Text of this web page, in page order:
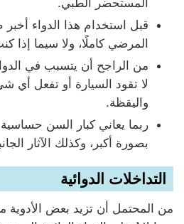
المستحضر الطبي.
قبل استخدام هذا الدواء
المرضي كاملًا، ولا سيما إذا
من الراجح أن يتسبب في
لا تقود السيارة أو تفعل أي
واليقظة.
ربما يعاني كبار السن
بصورة أكبر، وكذلك الآثار
التداخلات الدوائية
من المحتمل أن تزيد بعض الأدوية من